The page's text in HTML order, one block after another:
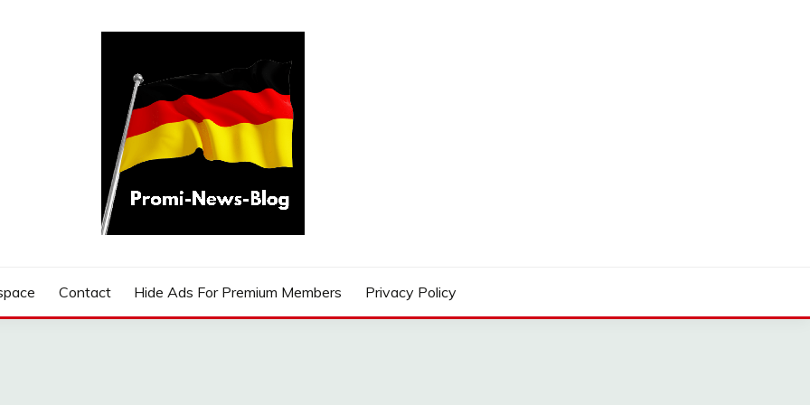
Contact Hide Ads For Premium Members Privacy Policy